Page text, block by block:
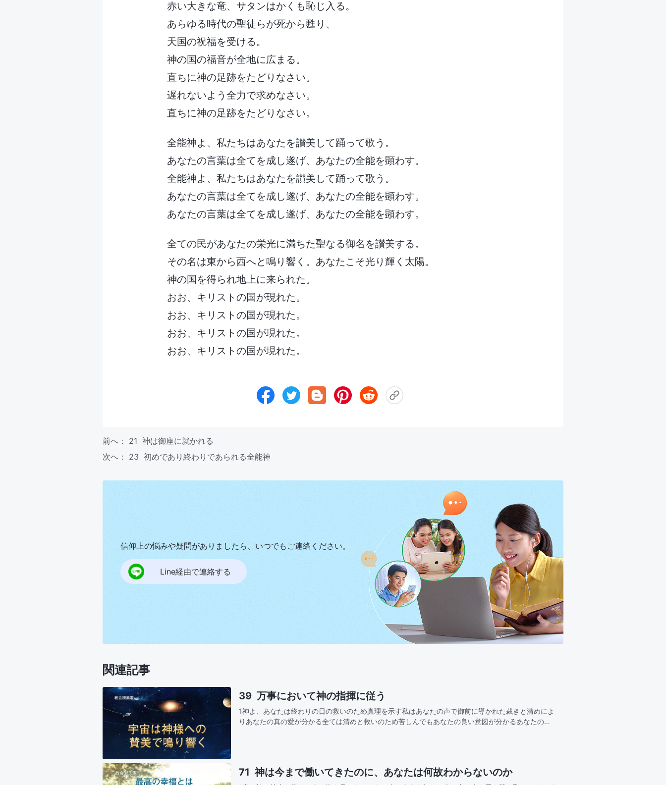
赤い大きな竜、サタンはかくも恥じ入る。
あらゆる時代の聖徒らが死から甦り、
天国の祝福を受ける。
神の国の福音が全地に広まる。
直ちに神の足跡をたどりなさい。
遅れないよう全力で求めなさい。
直ちに神の足跡をたどりなさい。
全能神よ、私たちはあなたを讃美して踊って歌う。
あなたの言葉は全てを成し遂げ、あなたの全能を顕わす。
全能神よ、私たちはあなたを讃美して踊って歌う。
あなたの言葉は全てを成し遂げ、あなたの全能を顕わす。
あなたの言葉は全てを成し遂げ、あなたの全能を顕わす。
全ての民があなたの栄光に満ちた聖なる御名を讃美する。
その名は東から西へと鳴り響く。あなたこそ光り輝く太陽。
神の国を得られ地上に来られた。
おお、キリストの国が現れた。
おお、キリストの国が現れた。
おお、キリストの国が現れた。
おお、キリストの国が現れた。
前へ： 21 神は御座に就かれる
次へ： 23 初めであり終わりであられる全能神
信仰上の悩みや疑問がありましたら、いつでもご連絡ください。
Line経由で連絡する
関連記事
39 万事において神の指揮に従う
1神よ、あなたは終わりの日の救いのため真理を示す私はあなたの声で御前に導かれた裁きと清めによ
りあなたの真の愛が分かる全ては清めと救いのため苦しんでもあなたの良い意図が分かるあなたの裁
71 神は今まで働いてきたのに、あなたは何故わからないのか